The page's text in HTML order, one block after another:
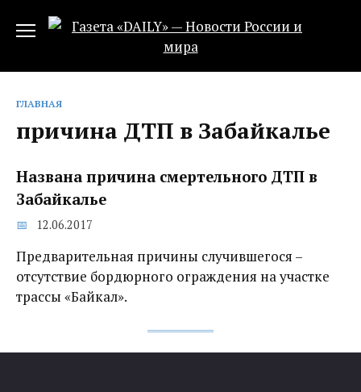
ГЛАВНАЯ
причина ДТП в Забайкалье
Названа причина смертельного ДТП в
Забайкалье
12.06.2017
Предварительная причины случившегося –
отсутствие бордюрного ограждения на участке
трассы «Байкал».